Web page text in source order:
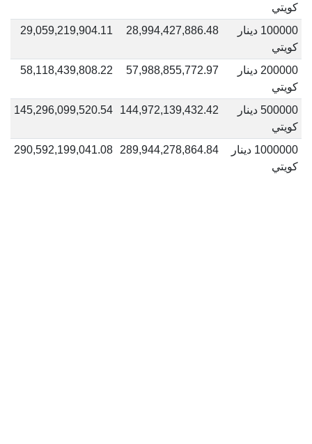
كويتي
100000 دينار
كويتي
28,994,427,886.48
29,059,219,904.11
200000 دينار
كويتي
57,988,855,772.97
58,118,439,808.22
500000 دينار
كويتي
144,972,139,432.42
145,296,099,520.54
1000000 دينار
كويتي
289,944,278,864.84
290,592,199,041.08